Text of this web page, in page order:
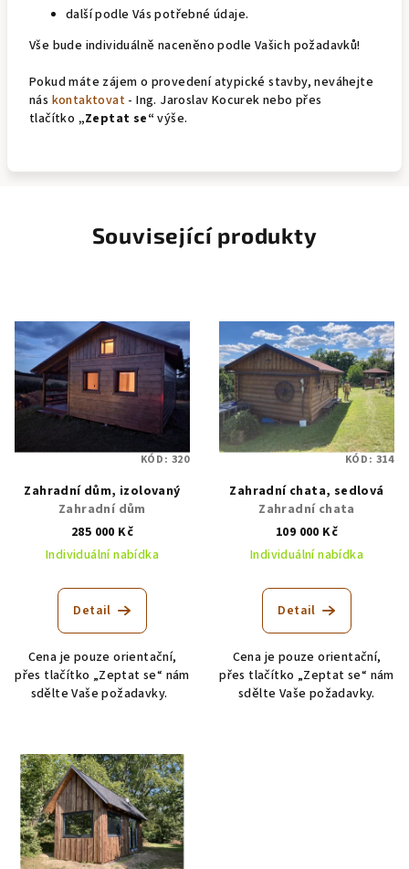
další podle Vás potřebné údaje.
Vše bude individuálně naceněno podle Vašich požadavků!
Pokud máte zájem o provedení atypické stavby, neváhejte
nás kontaktovat - Ing. Jaroslav Kocurek nebo přes
tlačítko „Zeptat se“výše.
Související produkty
Zahradní dům, izolovaný
Zahradní dům
285 000 Kč
Individuální nabídka
Detail
Cena je pouze orientační,
přes tlačítko „Zeptat se“ nám
sdělte Vaše požadavky.
KÓD: 320
Zahradní chata, sedlová
Zahradní chata
109 000 Kč
Individuální nabídka
Detail
Cena je pouze orientační,
přes tlačítko „Zeptat se“ nám
sdělte Vaše požadavky.
KÓD: 314